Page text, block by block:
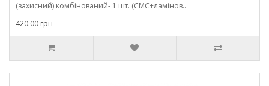
(захисний) комбінований- 1 шт. (СМС+ламінов..
420.00 грн